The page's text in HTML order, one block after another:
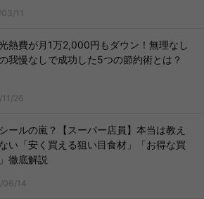
11
熱費が月1万2,000円もダウン！無理なし
我慢なしで成功した5つの節約術とは？
26
ールの嵐？【スーパー店員】本当は教え
い「安く買える狙い目食材」「お得な買
徹底解説
06/14